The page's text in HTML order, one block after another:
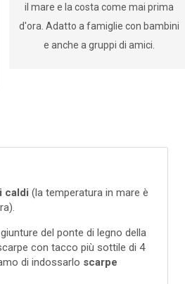
il mare e la costa come mai prima
d'ora. Adatto a famiglie con bambini
e anche a gruppi di amici.
caldi (la temperatura in mare è
del ponte di legno della
con tacco più sottile di 4
di indossarlo scarpe